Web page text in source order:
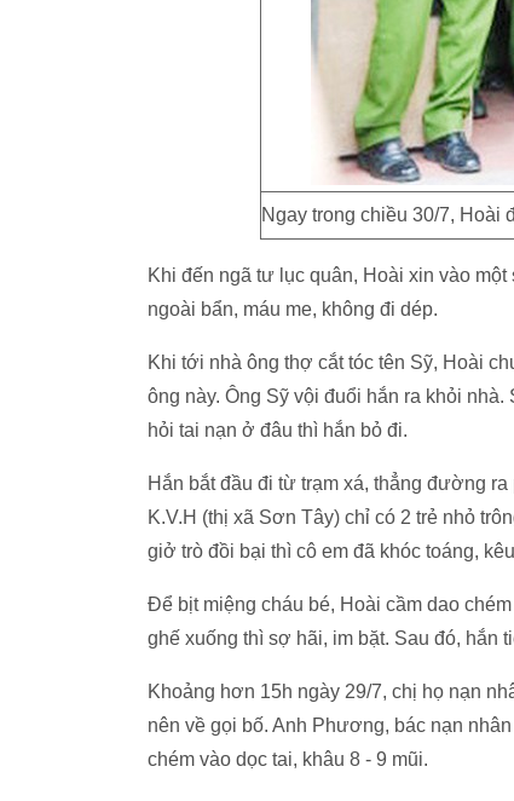
Ngay trong chiều 30/7, Hoài
Khi đến ngã tư lục quân, Hoài xin vào
ngoài bẩn, máu me, không đi dép.
Khi tới nhà ông thợ cắt tóc tên Sỹ, Hoài
ông này. Ông Sỹ vội đuổi hắn ra khỏi
hỏi tai nạn ở đâu thì hắn bỏ đi.
Hắn bắt đầu đi từ trạm xá, thẳng đường
K.V.H (thị xã Sơn Tây) chỉ có 2 trẻ nhỏ
giở trò đồi bại thì cô em đã khóc toáng,
Để bịt miệng cháu bé, Hoài cầm dao
ghế xuống thì sợ hãi, im bặt. Sau đó, hắn
Khoảng hơn 15h ngày 29/7, chị họ nạn
nên về gọi bố. Anh Phương, bác nạn
chém vào dọc tai, khâu 8 - 9 mũi.